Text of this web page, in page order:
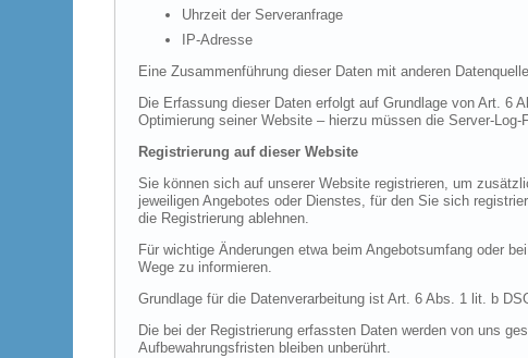
Uhrzeit der Serveranfrage
IP-Adresse
Eine Zusammenführung dieser Daten mit anderen
Die Erfassung dieser Daten erfolgt auf Grundlage von Art. 6
Optimierung seiner Website – hierzu müssen die Server-Log-
Registrierung auf dieser Website
Sie können sich auf unserer Website registrieren, um
jeweiligen Angebotes oder Dienstes, für den Sie sich
die Registrierung ablehnen.
Für wichtige Änderungen etwa beim Angebotsumfang oder
Wege zu informieren.
Grundlage für die Datenverarbeitung ist Art. 6 Abs. 1 lit. b
Die bei der Registrierung erfassten Daten werden von uns
Aufbewahrungsfristen bleiben unberührt.